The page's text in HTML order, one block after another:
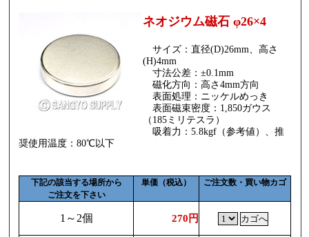
ネオジウム磁石 φ26×4
サイズ：直径(D)26mm、高さ
(H)4mm
寸法公差：±0.1mm
磁化方向：高さ4mm方向
表面処理：ニッケルめっき
表面磁束密度：1,850ガウス
（185ミリテスラ）
吸着力：5.8kgf（参考値）、推
奨使用温度：80℃以下
下記の該当する場所から
ご注文を下さい
単価（税込） ご注文数・買い物カゴ
1～2個 270円